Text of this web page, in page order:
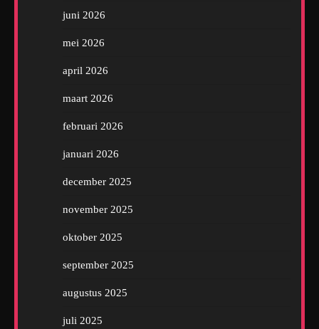
juni 2026
mei 2026
april 2026
maart 2026
februari 2026
januari 2026
december 2025
november 2025
oktober 2025
september 2025
augustus 2025
juli 2025